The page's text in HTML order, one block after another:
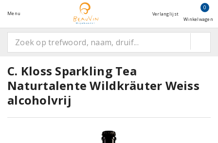
Menu Verlanglijst
0
Winkelwagen
C. Kloss Sparkling Tea
Naturtalente Wildkräuter Weiss
alcoholvrij